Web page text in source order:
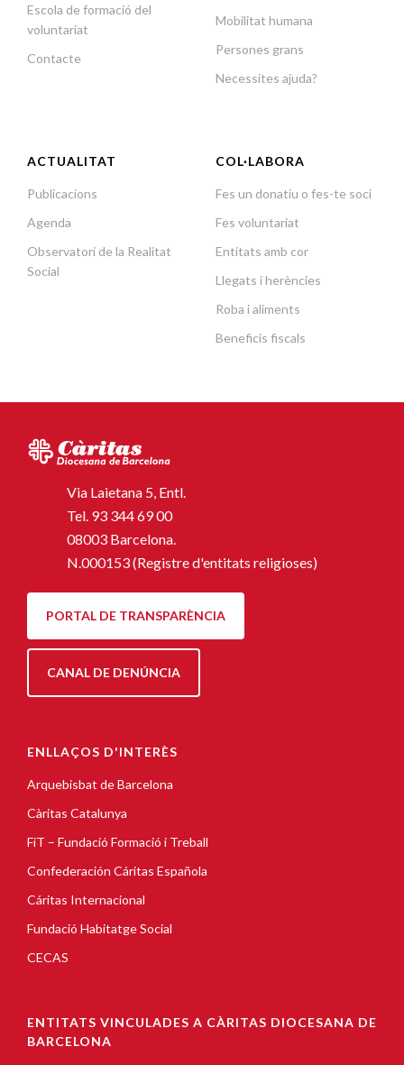
Escola de formació del
voluntariat
Contacte
Mobilitat humana
Persones grans
Necessites ajuda?
ACTUALITAT
Publicacions
Agenda
Observatori de la Realitat
Social
COL·LABORA
Fes un donatiu o fes-te soci
Fes voluntariat
Entitats amb cor
Llegats i herències
Roba i aliments
Beneficis fiscals
Via Laietana 5, Entl.
Tel. 93 344 69 00
08003 Barcelona.
N.000153 (Registre d'entitats religioses)
PORTAL DE TRANSPARÈNCIA
CANAL DE DENÚNCIA
ENLLAÇOS D'INTERÈS
Arquebisbat de Barcelona
Càritas Catalunya
FiT – Fundació Formació i Treball
Confederación Cáritas Española
Cáritas Internacional
Fundació Habitatge Social
CECAS
ENTITATS VINCULADES A CÀRITAS DIOCESANA DE
BARCELONA